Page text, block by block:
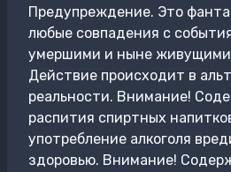
Предупреждение. Это
любые совпадения с
умершими и ныне
Действие происходит в
реальности. Внимание!
распития спиртных
употребление алкоголя
здоровью. Внимание!